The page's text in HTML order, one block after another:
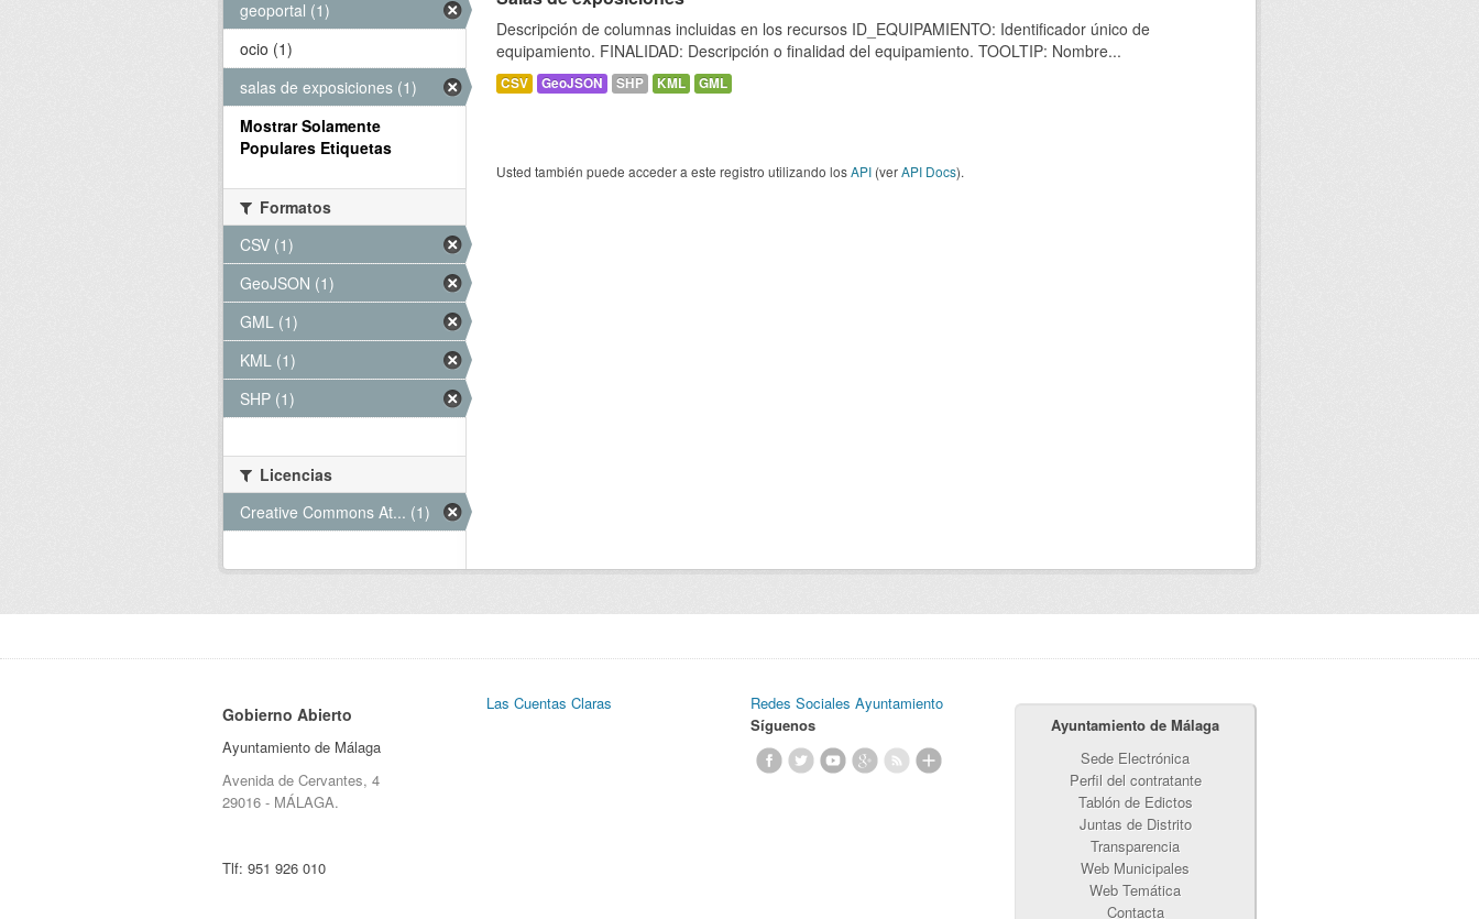
Descripción de columnas incluidas en los recursos ID_EQUIPAMIENTO: Identificador único de
equipamiento. FINALIDAD: Descripción o finalidad del equipamiento. TOOLTIP: Nombre...
CSV GeoJSON SHP KML GML
Usted también puede acceder a este registro utilizando losAPI (verAPI Docs).
geoportal (1)
ocio (1)
salas de exposiciones (1)
Mostrar Solamente
Populares Etiquetas
Formatos
CSV (1)
GeoJSON (1)
GML (1)
KML (1)
SHP (1)
Licencias
Creative Commons At... (1)
Gobierno Abierto
Ayuntamiento de Málaga
Avenida de Cervantes, 4
29016 - MÁLAGA.
Tlf: 951 926 010
Las Cuentas Claras
Redes Sociales Ayuntamiento
Síguenos
Ayuntamiento de Málaga
Sede Electrónica
Perfil del contratante
Tablón de Edictos
Juntas de Distrito
Transparencia
Web Municipales
Web Temática
Contacta